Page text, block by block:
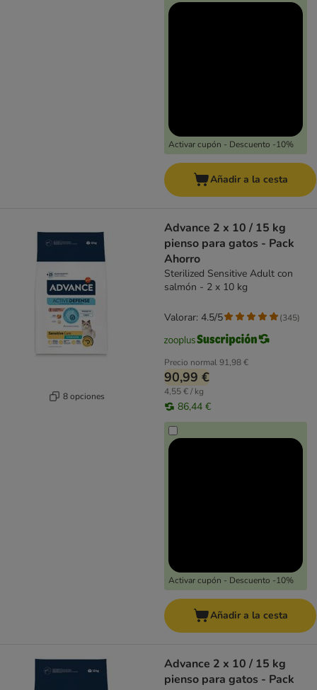
Activar cupón - Descuento -10%
Añadir a la cesta
8 opciones
Advance 2 x 10 / 15 kg
pienso para gatos - Pack
Ahorro
Sterilized Sensitive Adult con
salmón - 2 x 10 kg
Precio normal91,98 €
90,99 €
4,55 € / kg
86,44 €
Activar cupón - Descuento -10%
Valorar: 4.5/5 (345)
Añadir a la cesta
Advance 2 x 10 / 15 kg
pienso para gatos - Pack